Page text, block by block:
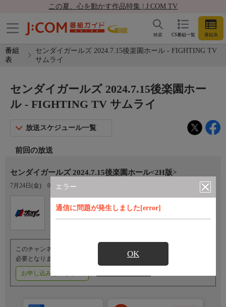
この夏、心を動かす作品特集 | J:COM TV
CS番組一覧 番組表
検索
番組
表
センダイガールズ 2024.7.15後楽園ホール - FIGHTING TV
サムライ
エラー
通信に問題が発生しました[error]
OK
センダイガールズ 2024.7.15後楽園ホー
ル - FIGHTING TV サムライ
放送スケジュール一覧
前回の放送
センダイガールズ 2024.7.15後楽園ホール<2H版>
7月24日(金) 06:00〜08:00
FIGHTING TV サムライ
このチャンネルのご視聴には、オプションチャンネル(有料)のご契約が
必要となります。
お申し込みはこちら